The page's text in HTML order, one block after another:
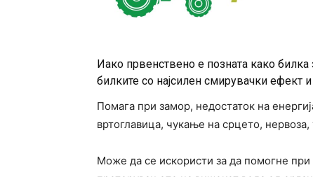
Иако првенствено е позната како
билките со најсилен смирувачки ефект
Помага при замор, недостаток на
вртоглавица, чукање на срцето,
Може да се искористи за да помогне